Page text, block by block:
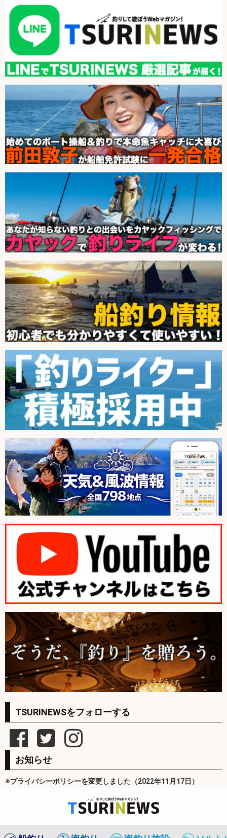
TSURINEWSをフォローする
お知らせ
※プライバシーポリシーを変更しました（2022年11月17日）